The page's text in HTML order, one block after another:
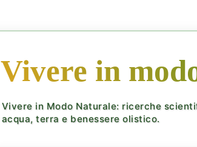
Vivere in
Vivere in Modo Naturale: ricerche
acqua, terra e benessere olistico.